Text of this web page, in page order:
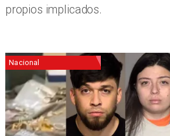
propios implicados.
Nacional